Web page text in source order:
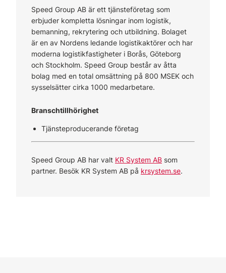
Speed Group AB är ett tjänsteföretag som
erbjuder kompletta lösningar inom logistik,
bemanning, rekrytering och utbildning. Bolaget
är en av Nordens ledande logistikaktörer och har
moderna logistikfastigheter i Borås, Göteborg
och Stockholm. Speed Group består av åtta
bolag med en total omsättning på 800 MSEK och
sysselsätter cirka 1000 medarbetare.
Branschtillhörighet
Tjänsteproducerande företag
Speed Group AB har valt KR System AB som
partner. Besök KR System AB på krsystem.se.